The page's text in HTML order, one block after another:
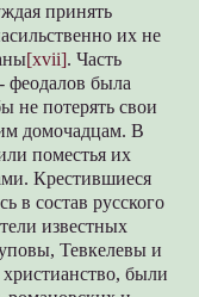
принять
их не
[xvii]. Часть
феодалов была
не потерять свои
домочадцам. В
поместья их
Крестившиеся
в состав русского
известных
Тевкелевы и
были